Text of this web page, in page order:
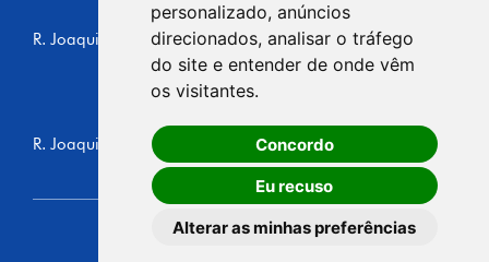
personalizado, anúncios
direcionados, analisar o tráfego
do site e entender de onde vêm
os visitantes.
Concordo
Eu recuso
Alterar as minhas preferências
CENTRO ADMINISTRATIVO
R. Joaquim das Neves, 211 - Vila Caldas, Carapicuíba/SP
CEP: 06310-030, Brasil
Telefone: 4164-5500
GABINETE DO PREFEITO
R. Joaquim das Neves, 205 - Vila Caldas, Carapicuíba/SP
CEP: 06310-030, Brasil